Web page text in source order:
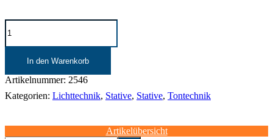
Dreibeinstativ
bis
30
MANFROTTO
|
In den Warenkorb
Artikelnummer: 2546
Kategorien: Lichttechnik, Stative, Stative, Tontechnik
Artikelübersicht